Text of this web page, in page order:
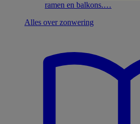
ramen en balkons.…
Alles over zonwering